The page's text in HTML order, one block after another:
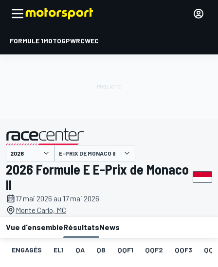
FORMULE 1MOTOGPWRCWEC
présenté par E-PRIX DE MONACO II
2026 Formule E E-Prix de Monaco
II
17 mai 2026 au 17 mai 2026
Monte Carlo, MC
Vue d'ensembleRésultatsNews
ENGAGÉS EL1 QA QB QQF1 QQF2 QQF3